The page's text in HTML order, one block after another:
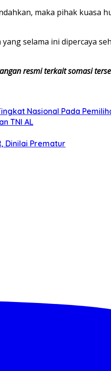
maka pihak kuasa
selama ini dipercaya
resmi terkait somasi
Nasional Pada
TNI AL
Dinilai Prematur